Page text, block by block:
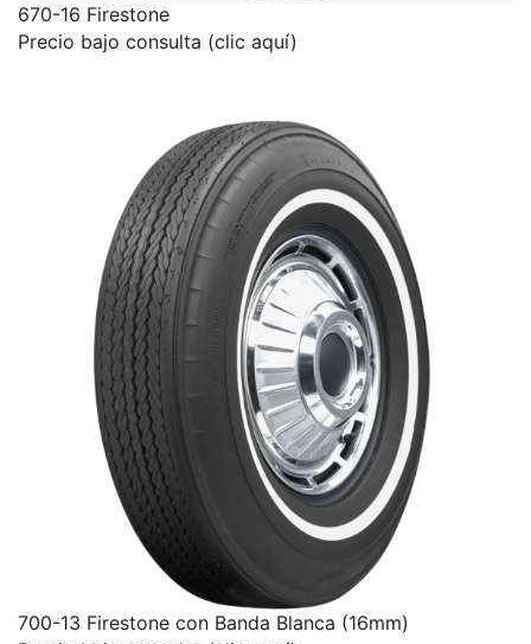
670-16 Firestone
Precio bajo consulta (clic aquí)
700-13 Firestone con Banda Blanca (16mm)